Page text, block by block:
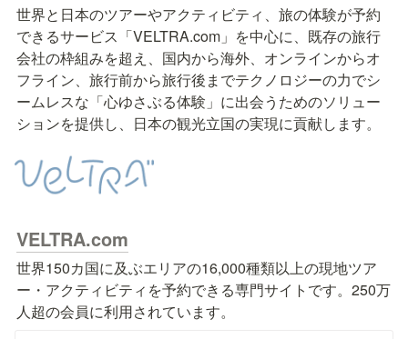
世界と日本のツアーやアクティビティ、旅の体験が予約
できるサービス「VELTRA.com」を中心に、既存の旅行
会社の枠組みを超え、国内から海外、オンラインからオ
フライン、旅行前から旅行後までテクノロジーの力でシ
ームレスな「心ゆさぶる体験」に出会うためのソリュー
ションを提供し、日本の観光立国の実現に貢献します。
VELTRA.com
世界150カ国に及ぶエリアの16,000種類以上の現地ツア
ー・アクティビティを予約できる専門サイトです。250万
人超の会員に利用されています。